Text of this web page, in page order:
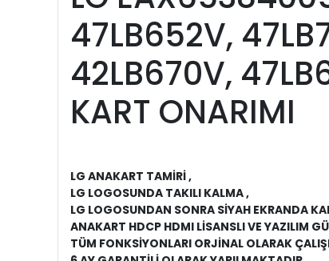
47LB652V,
42LB670V,
KART ONARIMI
LG ANAKART TAMİRİ ,
LG LOGOSUNDA TAKILI KALMA ,
LG LOGOSUNDAN SONRA SİYAH EKRANDA
ANAKART HDCP HDMI LİSANSLI VE YAZILIM
TÜM FONKSİYONLARI ORJİNAL OLARAK